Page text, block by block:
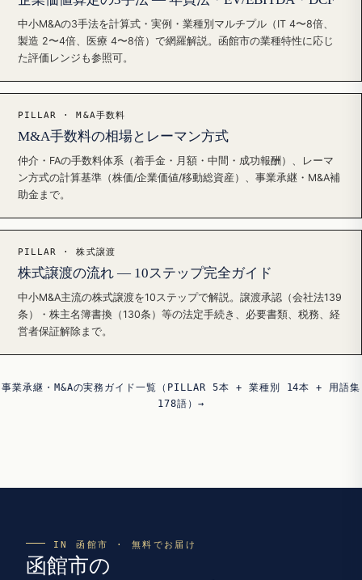
中小M&Aの3手法を計算式・実例・業種別マルチプル（IT 4〜8倍、
製造 2〜4倍、医療 4〜8倍）で網羅解説。函館市の業種特性に応じ
た評価レンジも参照可。
PILLAR · M&A手数料
M&A手数料の相場とレーマン方式
仲介・FAの手数料体系（着手金・月額・中間・成功報酬）、レーマ
ン方式の計算基準（株価/企業価値/移動総資産）、事業承継・M&A補
助金まで。
PILLAR · 株式譲渡
株式譲渡の流れ — 10ステップ完全ガイド
中小M&A主流の株式譲渡を10ステップで解説。譲渡承認（会社法139
条）・株主名簿書換（130条）等の法定手続き、必要書類、税務、経
営者保証解除まで。
事業承継・M&Aの実務ガイド一覧（PILLAR 5本 + 業種別 14本 + 用語集
178語）→
IN 函館市 · 無料でお届け
函館市の